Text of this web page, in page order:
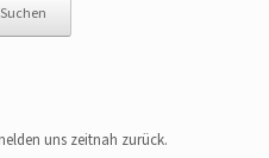
Suchen
uns zeitnah zurück.